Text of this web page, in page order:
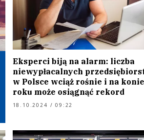
Eksperci biją na alarm: liczba
niewypłacalnych
w Polsce wciąż rośnie i na
roku może osiągnąć rekord
18.10.2024 / 09:22